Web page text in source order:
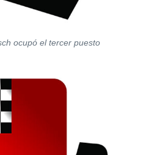
ocupó el tercer puesto